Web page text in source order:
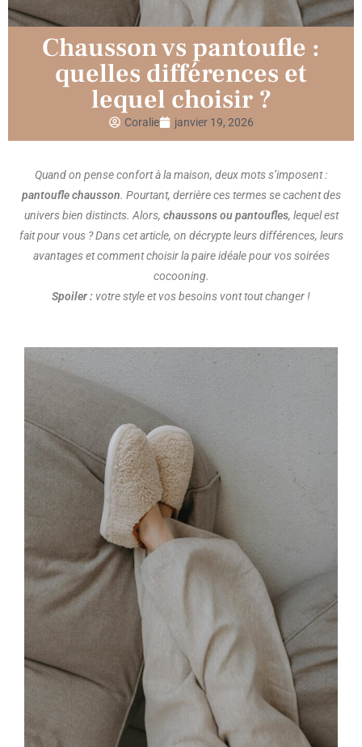
Chausson vs pantoufle :
quelles différences et
lequel choisir ?
Coralie janvier 19, 2026
Quand on pense confort à la maison, deux mots s’imposent :
pantoufle chausson. Pourtant, derrière ces termes se cachent des
univers bien distincts. Alors, chaussons ou pantoufles, lequel est
fait pour vous ? Dans cet article, on décrypte leurs différences, leurs
avantages et comment choisir la paire idéale pour vos soirées
cocooning.
Spoiler : votre style et vos besoins vont tout changer !